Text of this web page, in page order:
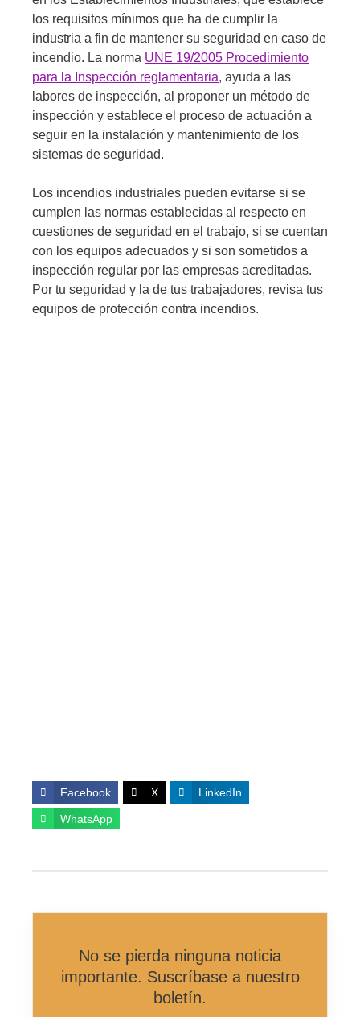
los requisitos mínimos que ha de cumplir la
industria a fin de mantener su seguridad en caso de
incendio. La norma UNE 19/2005 Procedimiento
para la Inspección reglamentaria, ayuda a las
labores de inspección, al proponer un método de
inspección y establece el proceso de actuación a
seguir en la instalación y mantenimiento de los
sistemas de seguridad.
Los incendios industriales pueden evitarse si se
cumplen las normas establecidas al respecto en
cuestiones de seguridad en el trabajo, si se cuentan
con los equipos adecuados y si son sometidos a
inspección regular por las empresas acreditadas.
Por tu seguridad y la de tus trabajadores, revisa tus
equipos de protección contra incendios.
Facebook X LinkedIn
WhatsApp
No se pierda ninguna noticia
importante. Suscríbase a nuestro
boletín.